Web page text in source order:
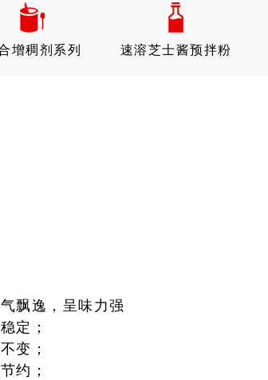
增稠剂系列 速溶芝士酱预拌粉
飘逸，呈味力强
定；
变；
约；